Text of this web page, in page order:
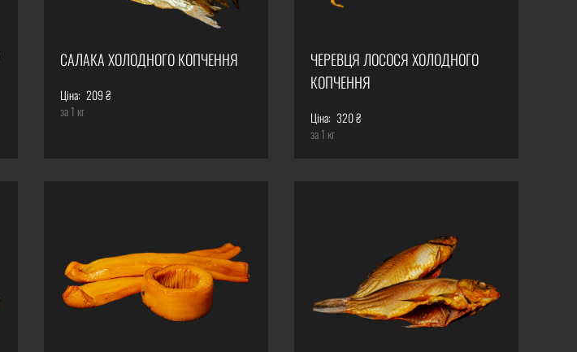
САЛАКА ХОЛОДНОГО КОПЧЕННЯ
Ціна: 209 ₴
за 1 кг
ЧЕРЕВЦЯ ЛОСОСЯ ХОЛОДНОГО
КОПЧЕННЯ
Ціна: 320 ₴
за 1 кг